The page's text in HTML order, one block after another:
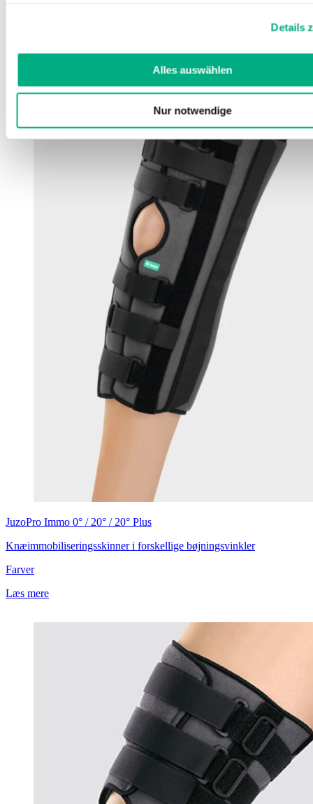
Details
Alles auswählen
Nur notwendige
JuzoPro Immo 0° / 20° / 20° Plus
Knæimmobiliseringsskinner i forskellige bøjningsvinkler
Farver
Læs mere